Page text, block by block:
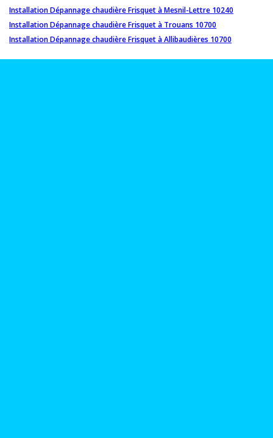
Installation Dépannage chaudière Frisquet à Mesnil-Lettre 10240
Installation Dépannage chaudière Frisquet à Trouans 10700
Installation Dépannage chaudière Frisquet à Allibaudières 10700